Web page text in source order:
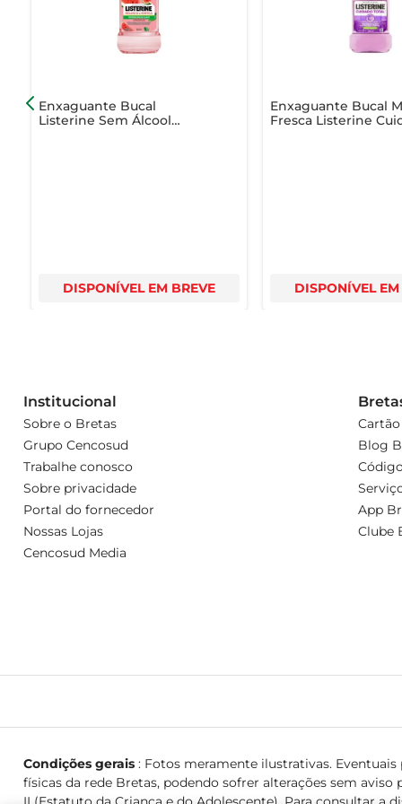
Enxaguante Bucal
Listerine Sem Álcool
DISPONÍVEL EM BREVE
Enxaguante Bucal
Fresca Listerine
DISPONÍVEL EM
Institucional
Sobre o Bretas
Grupo Cencosud
Trabalhe conosco
Sobre privacidade
Portal do fornecedor
Nossas Lojas
Cencosud Media
Blog
App
Clube
Condições gerais: Fotos meramente ilustrativas. Eventuais
físicas da rede Bretas, podendo sofrer alterações sem aviso